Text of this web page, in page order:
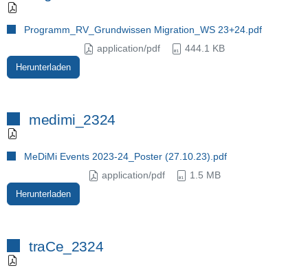
Programm_RV_Grundwissen Migration_WS 23+24.pdf
application/pdf
444.1 KB
Herunterladen
medimi_2324
MeDiMi Events 2023-24_Poster (27.10.23).pdf
application/pdf
1.5 MB
Herunterladen
traCe_2324